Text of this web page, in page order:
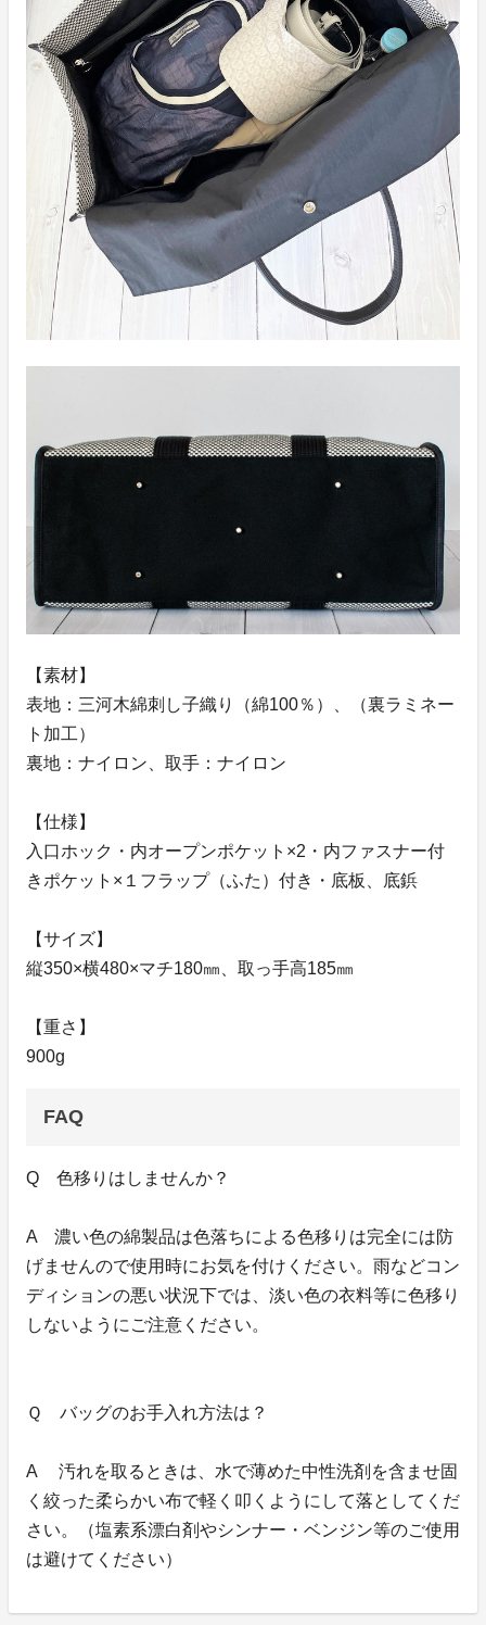
【素材】
表地：三河木綿刺し子織り（綿100％）、（裏ラミネー
ト加工）
裏地：ナイロン、取手：ナイロン
【仕様】
入口ホック・内オープンポケット×2・内ファスナー付
きポケット×１フラップ（ふた）付き・底板、底鋲
【サイズ】
縦350×横480×マチ180㎜、取っ手高185㎜
【重さ】
900g
FAQ
Q 色移りはしませんか？
A 濃い色の綿製品は色落ちによる色移りは完全には防
げませんので使用時にお気を付けください。雨などコン
ディションの悪い状況下では、淡い色の衣料等に色移り
しないようにご注意ください。
Ｑ バッグのお手入れ方法は？
A 汚れを取るときは、水で薄めた中性洗剤を含ませ固
く絞った柔らかい布で軽く叩くようにして落としてくだ
さい。（塩素系漂白剤やシンナー・ベンジン等のご使用
は避けてください）